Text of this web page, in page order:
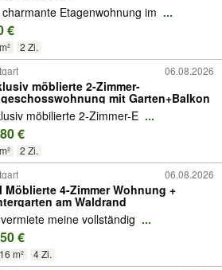
charmante Etagenwohnung im ...
€
2 Zi.
06.08.2026
möblierte 2-Zimmer-
mit Garten+Balkon
möbilierte 2-Zimmer-E ...
€
2 Zi.
06.08.2026
Möblierte 4-Zimmer Wohnung +
am Waldrand
meine vollständig ...
€
m² 4 Zi.